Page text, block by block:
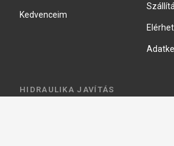
Kedvenceim
HIDRAULIKA JAVÍTÁS